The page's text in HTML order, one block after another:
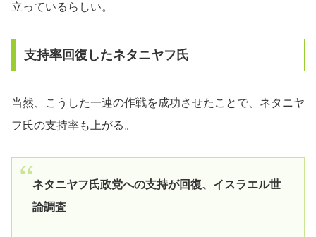
立っているらしい。
支持率回復したネタニヤフ氏
当然、こうした一連の作戦を成功させたことで、ネタニヤ
フ氏の支持率も上がる。
ネタニヤフ氏政党への支持が回復、イスラエル世
論調査